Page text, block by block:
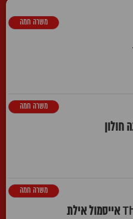
משרה חמה
משרה חמה
משרה חמה